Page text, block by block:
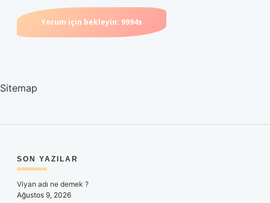
Sitemap
SIDEBAR
SON YAZILAR
Viyan adı ne demek ?
Ağustos 9, 2026